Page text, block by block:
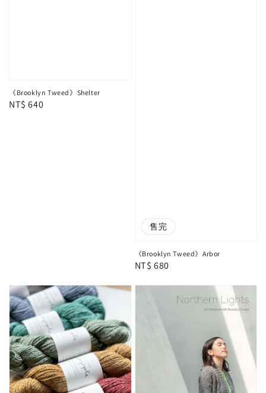
《Brooklyn Tweed》Shelter
Regular
NT$ 640
售完
《Brooklyn Tweed》Arbor
Regular
NT$ 680